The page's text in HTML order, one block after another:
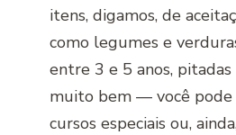
itens, digamos, de
como legumes e
entre 3 e 5 anos,
muito bem — você
cursos especiais ou,